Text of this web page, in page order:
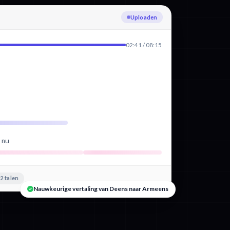
Deens transcriberen
02:41 / 08:15
talen
Nauwkeurige vertaling van Deens naar Armeens